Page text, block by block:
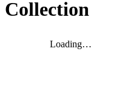
Collection